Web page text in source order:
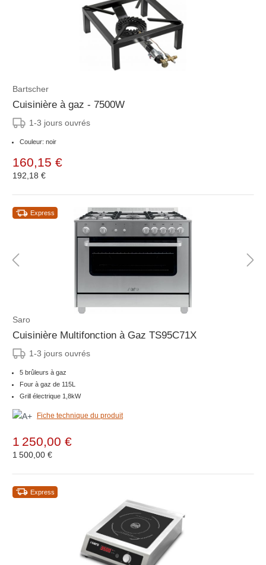
Bartscher
Cuisinière à gaz - 7500W
1-3 jours ouvrés
Couleur: noir
160,15 €
192,18 €
Express
Saro
Cuisinière Multifonction à Gaz TS95C71X
1-3 jours ouvrés
5 brûleurs à gaz
Four à gaz de 115L
Grill électrique 1,8kW
Fiche technique du produit
1 250,00 €
1 500,00 €
Express